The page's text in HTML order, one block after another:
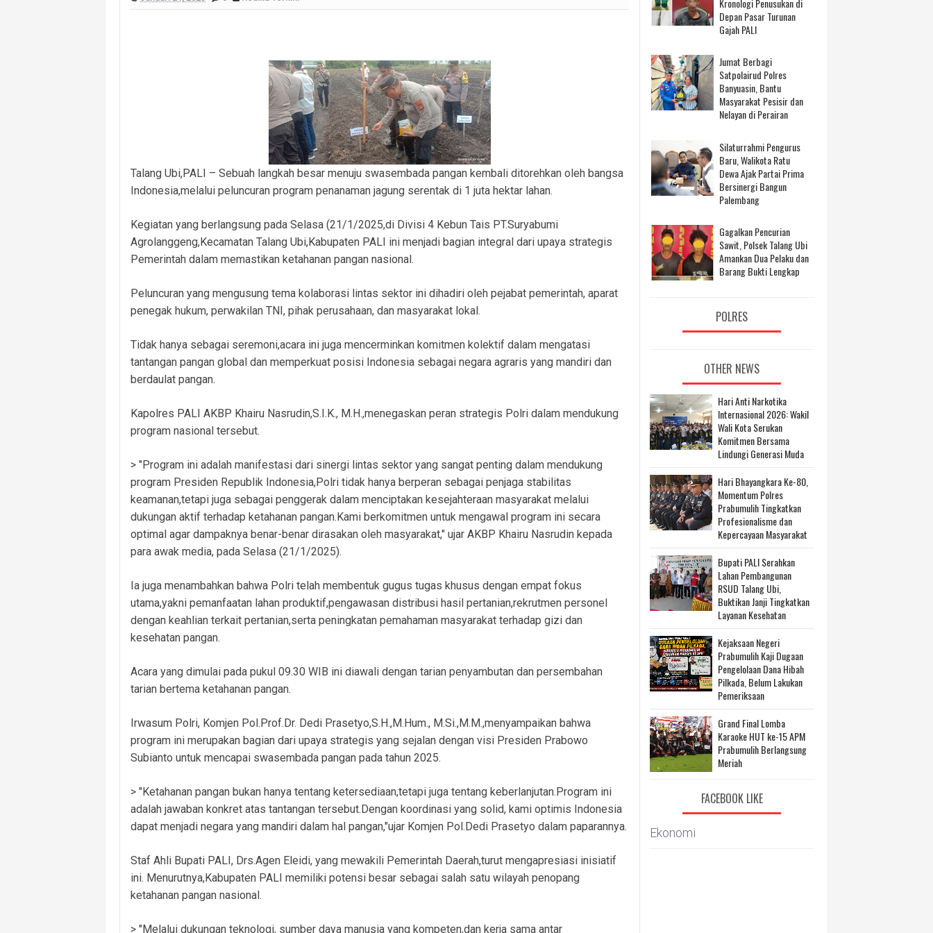
Polsek Banyuasin I Ungkap Kasus Curanmor, Pelaku dan Barang Bukti Berhasil Diamankan.
Cegah Kejahatan 3C dan Kecelakaan, Satlantas Polres PALI Gelar Patroli Subuh di Kawasan Masjid Syuhada
Cegah Kejahatan Malam Hari, Polsek Penukal Utara Intensifkan Patroli KRYD Sasar Potensi Gangguan Kamtibmas
Polsek Banyuasin II Berhasil Ungkap Pencurian Perangkat BTS di Banyuasin II, Tiga Terduga Pelaku Diamankan
Kebakaran Hanguskan Dua Rumah di Dusun III Talang Kampai, Polisi: Tidak Ada Korban Jiwa
Talang Ubi,PALI – Sebuah langkah besar menuju swasembada pangan kembali ditorehkan oleh bangsa
Indonesia,melalui peluncuran program penanaman jagung serentak di 1 juta hektar lahan.
Kegiatan yang berlangsung pada Selasa (21/1/2025,di Divisi 4 Kebun Tais PT.Suryabumi
Agrolanggeng,Kecamatan Talang Ubi,Kabupaten PALI ini menjadi bagian integral dari upaya strategis
Pemerintah dalam memastikan ketahanan pangan nasional.
Peluncuran yang mengusung tema kolaborasi lintas sektor ini dihadiri oleh pejabat pemerintah, aparat
penegak hukum, perwakilan TNI, pihak perusahaan, dan masyarakat lokal.
Tidak hanya sebagai seremoni,acara ini juga mencerminkan komitmen kolektif dalam mengatasi
tantangan pangan global dan memperkuat posisi Indonesia sebagai negara agraris yang mandiri dan
berdaulat pangan.
Kapolres PALI AKBP Khairu Nasrudin,S.I.K., M.H.,menegaskan peran strategis Polri dalam mendukung
program nasional tersebut.
> "Program ini adalah manifestasi dari sinergi lintas sektor yang sangat penting dalam mendukung
program Presiden Republik Indonesia,Polri tidak hanya berperan sebagai penjaga stabilitas
keamanan,tetapi juga sebagai penggerak dalam menciptakan kesejahteraan masyarakat melalui
dukungan aktif terhadap ketahanan pangan.Kami berkomitmen untuk mengawal program ini secara
optimal agar dampaknya benar-benar dirasakan oleh masyarakat," ujar AKBP Khairu Nasrudin kepada
para awak media, pada Selasa (21/1/2025).
Ia juga menambahkan bahwa Polri telah membentuk gugus tugas khusus dengan empat fokus
utama,yakni pemanfaatan lahan produktif,pengawasan distribusi hasil pertanian,rekrutmen personel
dengan keahlian terkait pertanian,serta peningkatan pemahaman masyarakat terhadap gizi dan
kesehatan pangan.
Acara yang dimulai pada pukul 09.30 WIB ini diawali dengan tarian penyambutan dan persembahan
tarian bertema ketahanan pangan.
Irwasum Polri, Komjen Pol.Prof.Dr. Dedi Prasetyo,S.H.,M.Hum., M.Si.,M.M.,menyampaikan bahwa
program ini merupakan bagian dari upaya strategis yang sejalan dengan visi Presiden Prabowo
Subianto untuk mencapai swasembada pangan pada tahun 2025.
> "Ketahanan pangan bukan hanya tentang ketersediaan,tetapi juga tentang keberlanjutan.Program ini
adalah jawaban konkret atas tantangan tersebut.Dengan koordinasi yang solid, kami optimis Indonesia
dapat menjadi negara yang mandiri dalam hal pangan,"ujar Komjen Pol.Dedi Prasetyo dalam paparannya.
Staf Ahli Bupati PALI, Drs.Agen Eleidi, yang mewakili Pemerintah Daerah,turut mengapresiasi inisiatif
ini. Menurutnya,Kabupaten PALI memiliki potensi besar sebagai salah satu wilayah penopang
ketahanan pangan nasional.
> "Melalui dukungan teknologi, sumber daya manusia yang kompeten,dan kerja sama antar
Kronologi Penusukan di
Depan Pasar Turunan
Gajah PALI
Jumat Berbagi
Satpolairud Polres
Banyuasin, Bantu
Masyarakat Pesisir dan
Nelayan di Perairan
Silaturrahmi Pengurus
Baru, Walikota Ratu
Dewa Ajak Partai Prima
Bersinergi Bangun
Palembang
Gagalkan Pencurian
Sawit, Polsek Talang Ubi
Amankan Dua Pelaku dan
Barang Bukti Lengkap
POLRES
OTHER NEWS
Hari Anti Narkotika
Internasional 2026: Wakil
Wali Kota Serukan
Komitmen Bersama
Lindungi Generasi Muda
Hari Bhayangkara Ke-80,
Momentum Polres
Prabumulih Tingkatkan
Profesionalisme dan
Kepercayaan Masyarakat
Bupati PALI Serahkan
Lahan Pembangunan
RSUD Talang Ubi,
Buktikan Janji Tingkatkan
Layanan Kesehatan
Kejaksaan Negeri
Prabumulih Kaji Dugaan
Pengelolaan Dana Hibah
Pilkada, Belum Lakukan
Pemeriksaan
Grand Final Lomba
Karaoke HUT ke-15 APM
Prabumulih Berlangsung
Meriah
FACEBOOK LIKE
Ekonomi